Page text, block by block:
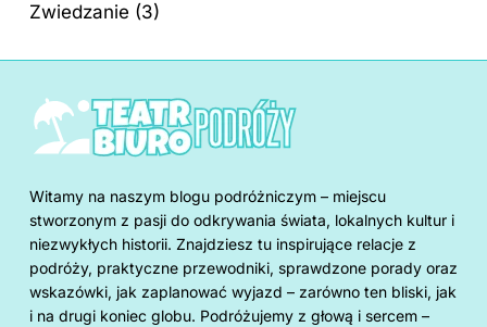
Zwiedzanie (3)
Witamy na naszym blogu podróżniczym – miejscu
stworzonym z pasji do odkrywania świata, lokalnych kultur i
niezwykłych historii. Znajdziesz tu inspirujące relacje z
podróży, praktyczne przewodniki, sprawdzone porady oraz
wskazówki, jak zaplanować wyjazd – zarówno ten bliski, jak
i na drugi koniec globu. Podróżujemy z głową i sercem –